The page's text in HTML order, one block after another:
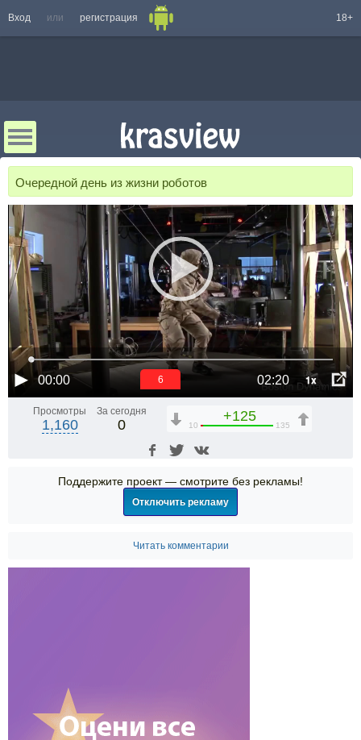
Вход или регистрация 18+
Очередной день из жизни роботов
00:00 02:20 1x
6
Просмотры
1,160
За сегодня
0
+125
10 135
Поддержите проект — смотрите без рекламы!
Отключить рекламу
Читать комментарии